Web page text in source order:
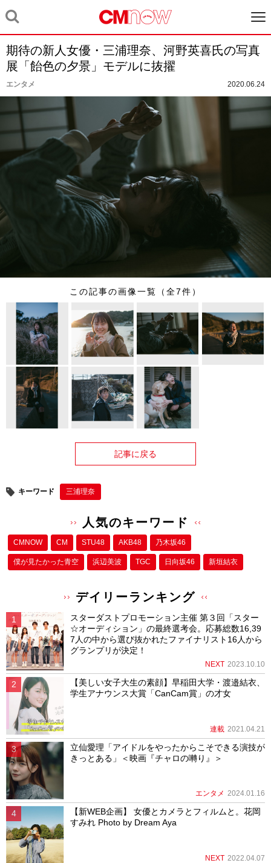
期待の新人女優・三浦理奈、河野英喜氏の写真
展「飴色の夕景」モデルに抜擢
エンタメ 2020.06.24
この記事の画像一覧（全7件）
記事に戻る
キーワード 三浦理奈
人気のキーワード
CMNOW CM STU48 AKB48 乃木坂46
僕が⾒たかった⻘空 浜辺美波 TGC 日向坂46 新垣結衣
デイリーランキング
スターダストプロモーション主催 第３回「スター
☆オーディション」の最終選考会。応募総数16,39
7人の中から選び抜かれたファイナリスト16人から
グランプリが決定！
NEXT 2023.10.10
【美しい女子大生の素顔】早稲田大学・渡邉結衣、
学生アナウンス大賞「CanCam賞」の才女
連載 2021.04.21
立仙愛理「アイドルをやったからこそできる演技が
きっとある」＜映画『チャロの囀り』＞
エンタメ 2024.01.16
【新WEB企画】 女優とカメラとフィルムと。花岡
すみれ Photo by Dream Aya
NEXT 2022.04.07